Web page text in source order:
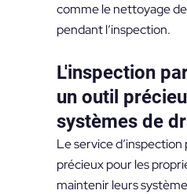
comme le nettoyage
pendant l’inspection.
L'inspection
un outil
systèmes de
Le service
précieux pour les
maintenir leurs